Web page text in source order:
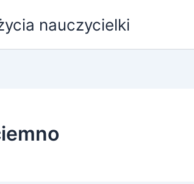
nauczycielki